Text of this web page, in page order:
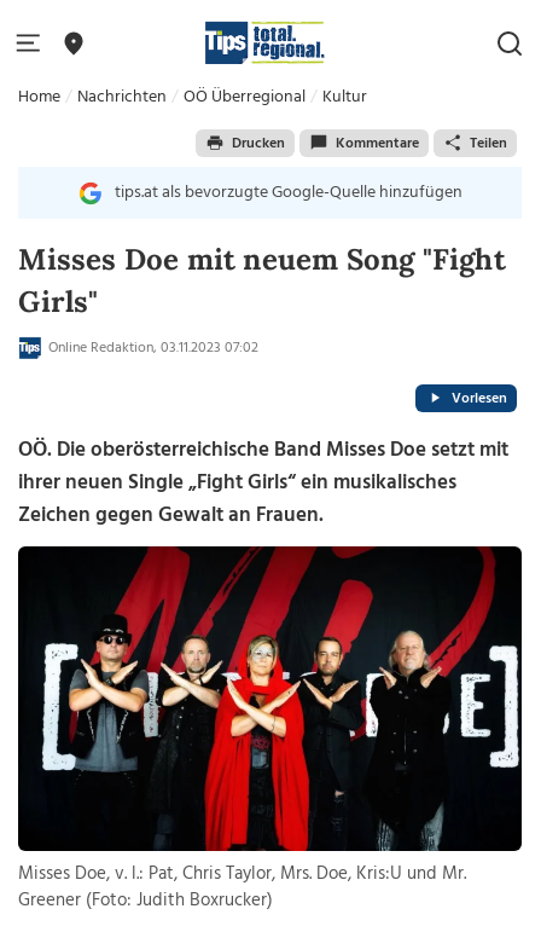
Home Nachrichten OÖ Überregional Kultur
Drucken Kommentare Teilen
tips.at als bevorzugte Google-Quelle hinzufügen
Misses Doe mit neuem Song "Fight
Girls"
Online Redaktion, 03.11.2023 07:02
Vorlesen
OÖ. Die oberösterreichische Band Misses Doe setzt mit
ihrer neuen Single „Fight Girls“ ein musikalisches
Zeichen gegen Gewalt an Frauen.
Misses Doe, v. l.: Pat, Chris Taylor, Mrs. Doe, Kris:U und Mr.
Greener (Foto: Judith Boxrucker)